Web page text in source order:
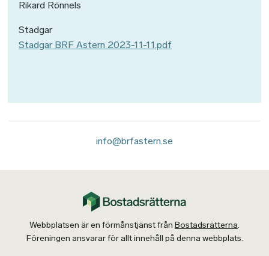
Rikard Rönnels
Stadgar
Stadgar BRF Astern 2023-11-11.pdf
info@brfastern.se
Webbplatsen är en förmånstjänst från Bostadsrätterna.
Föreningen ansvarar för allt innehåll på denna webbplats.